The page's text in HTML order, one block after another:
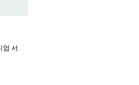
엄 서